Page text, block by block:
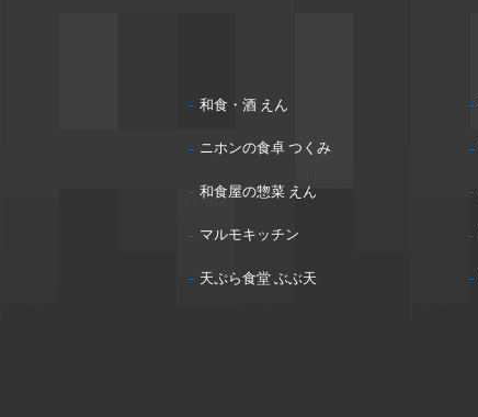
和食・酒 えん
ニホンの食卓 つくみ
和食屋の惣菜 えん
マルモキッチン
天ぷら食堂 ぶぶ天